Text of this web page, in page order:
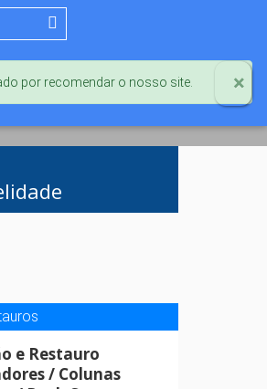
×
por recomendar o nosso site.
Next
e Restauro
/ Colunas